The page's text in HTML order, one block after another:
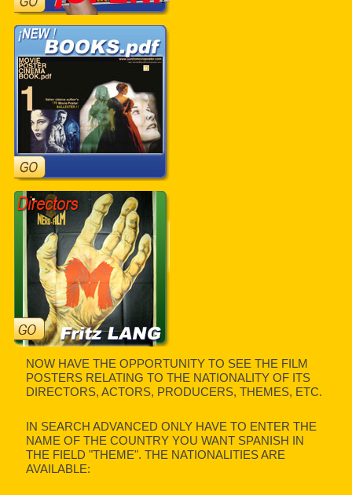
NOW HAVE THE OPPORTUNITY TO SEE THE FILM
POSTERS RELATING TO THE NATIONALITY OF ITS
DIRECTORS, ACTORS, PRODUCERS, THEMES, ETC.
IN SEARCH ADVANCED ONLY HAVE TO ENTER THE
NAME OF THE COUNTRY YOU WANT SPANISH IN
THE FIELD "THEME". THE NATIONALITIES ARE
AVAILABLE: